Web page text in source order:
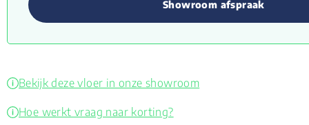
Showroom afspraak
Bekijk deze vloer in onze showroom
Hoe werkt vraag naar korting?